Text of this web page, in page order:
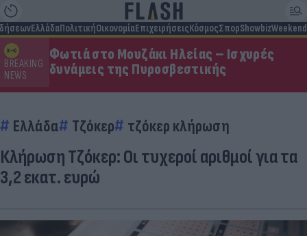
ΕλλάδαΠολιτικήΟικονομίαΕπιχειρήσειςΚόσμοςΣπορShowbizWeekend
BREAKING
NEWS
Φωτιά στο Μουζάκι Ηλείας – Ισχυρές
δυνάμεις της Πυροσβεστικής
Ελλάδα Τζόκερ τζόκερ κλήρωση
Κλήρωση Τζόκερ: Οι τυχεροί αριθμοί για τα
3,2 εκατ. ευρώ